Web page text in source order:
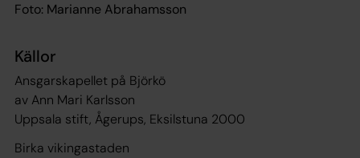
Foto: Marianne Abrahamsson
Källor
Ansgarskapellet på Björkö
av Ann Mari Karlsson
Uppsala stift, Ågerups, Eksilstuna 2000
Birka vikingastaden